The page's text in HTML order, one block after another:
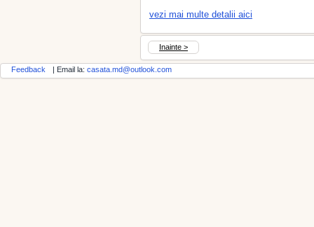
vezi mai multe detalii aici
Inainte >
Feedback | Email la: casata.md@outlook.com